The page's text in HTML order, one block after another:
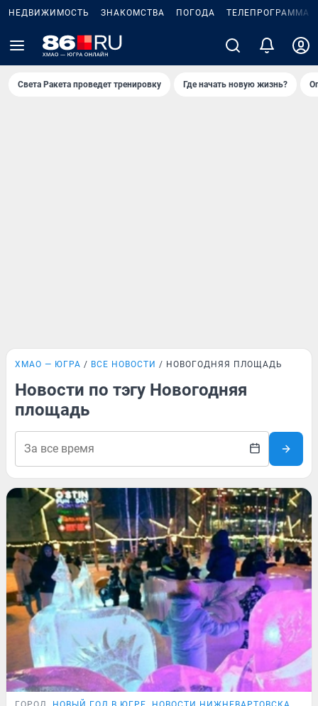
НЕДВИЖИМОСТЬ ЗНАКОМСТВА ПОГОДА ТЕЛЕПРОГРАММА
Света Ракета проведет тренировку Где начать новую жизнь?
ХМАО — ЮГРА ВСЕ НОВОСТИ НОВОГОДНЯЯ ПЛОЩАДЬ
Новости по тэгу Новогодняя
площадь